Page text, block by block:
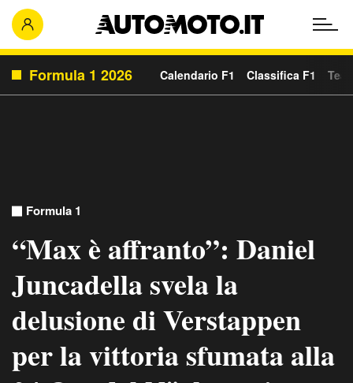
Formula 1 2026 Calendario F1 Classifica F1
Formula 1
“Max è affranto”: Daniel
Juncadella svela la
delusione di Verstappen
per la vittoria sfumata alla